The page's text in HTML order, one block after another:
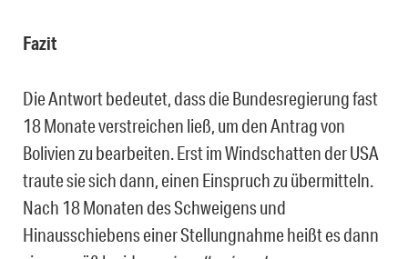
Fazit
Die Antwort bedeutet, dass die Bundesregierung fast
18 Monate verstreichen ließ, um den Antrag von
Bolivien zu bearbeiten. Erst im Windschatten der USA
traute sie sich dann, einen Einspruch zu übermitteln.
Nach 18 Monaten des Schweigens und
Hinausschiebens einer Stellungnahme heißt es dann